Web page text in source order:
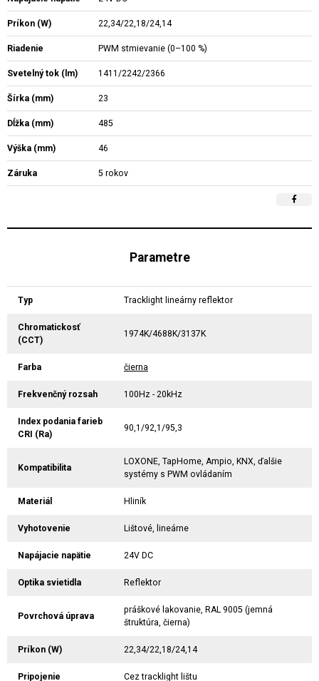
Príkon (W) 22,34/22,18/24,14
Riadenie PWM stmievanie (0–100 %)
Svetelný tok (lm) 1411/2242/2366
Šírka (mm) 23
Dĺžka (mm) 485
Výška (mm) 46
Záruka 5 rokov
Parametre
Typ Tracklight lineárny reflektor
Chromatickosť
(CCT)
1974K/4688K/3137K
Farba čierna
Frekvenčný rozsah 100Hz - 20kHz
Index podania farieb
CRI (Ra)
90,1/92,1/95,3
Kompatibilita
LOXONE, TapHome, Ampio, KNX, ďalšie
systémy s PWM ovládaním
Materiál Hliník
Vyhotovenie Lištové, lineárne
Napájacie napätie 24V DC
Optika svietidla Reflektor
Povrchová úprava
práškové lakovanie, RAL 9005 (jemná
štruktúra, čierna)
Príkon (W) 22,34/22,18/24,14
Pripojenie Cez tracklight lištu